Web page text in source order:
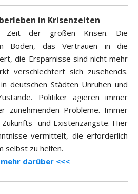
in Krisenzeiten
der großen Krisen. Die
Boden, das Vertrauen in die
die Ersparnisse sind nicht mehr
verschlechtert sich zusehends.
deutschen Städten Unruhen und
Politiker agieren immer
zunehmenden Probleme. Immer
und Existenzängste. Hier
vermittelt, die erforderlich
selbst zu helfen.
darüber <<<